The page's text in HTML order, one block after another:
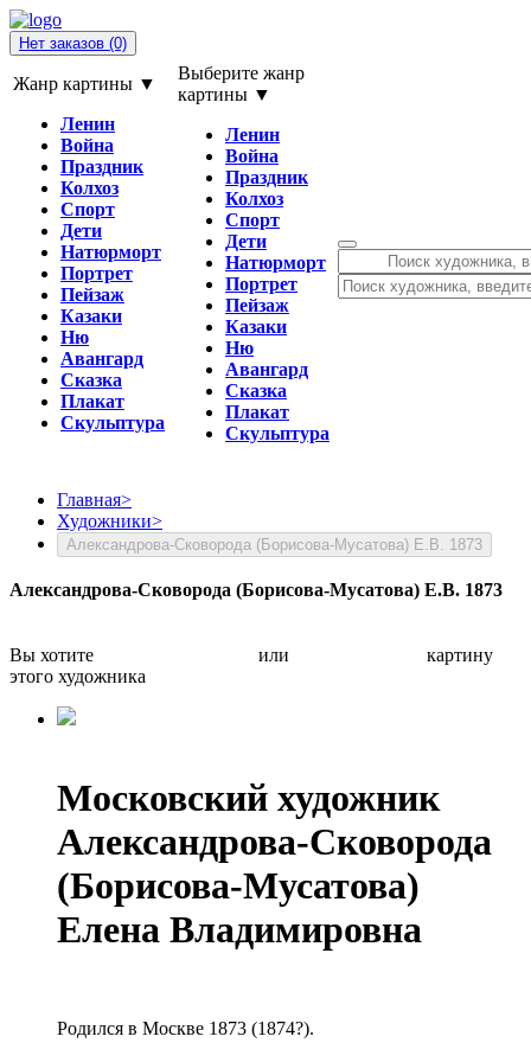
Нет заказов (0)
Жанр картины ▼
Ленин
Война
Праздник
Колхоз
Спорт
Дети
Натюрморт
Портрет
Пейзаж
Казаки
Ню
Авангард
Сказка
Плакат
Скульптура
Выберите жанр
картины ▼
Ленин
Война
Праздник
Колхоз
Спорт
Дети
Натюрморт
Портрет
Пейзаж
Казаки
Ню
Авангард
Сказка
Плакат
Скульптура
Главная>
Художники>
Александрова-Сковорода (Борисова-Мусатова) Е.В. 1873
Александрова-Сковорода (Борисова-Мусатова) Е.В. 1873
Вы хотите или
картину
этого художника
Московский художник
Александрова-Сковорода
(Борисова-Мусатова)
Елена Владимировна
Родился в Москве 1873 (1874?).